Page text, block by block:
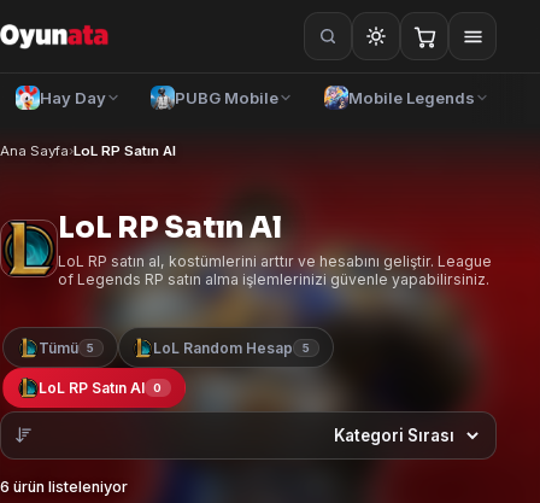
Hay Day PUBG Mobile Mobile Legends
Azərbaycan dili
Ana Sayfa›LoL RP Satın Al
LoL RP Satın Al
LoL RP satın al, kostümlerini arttır ve hesabını geliştir. League
of Legends RP satın alma işlemlerinizi güvenle yapabilirsiniz.
Tümü 5 LoL Random Hesap 5
LoL RP Satın Al 0
6 ürün listeleniyor